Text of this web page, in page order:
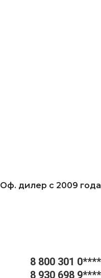
Оф. дилер с 2009 года
8 800 301 0****
8 930 698 9****